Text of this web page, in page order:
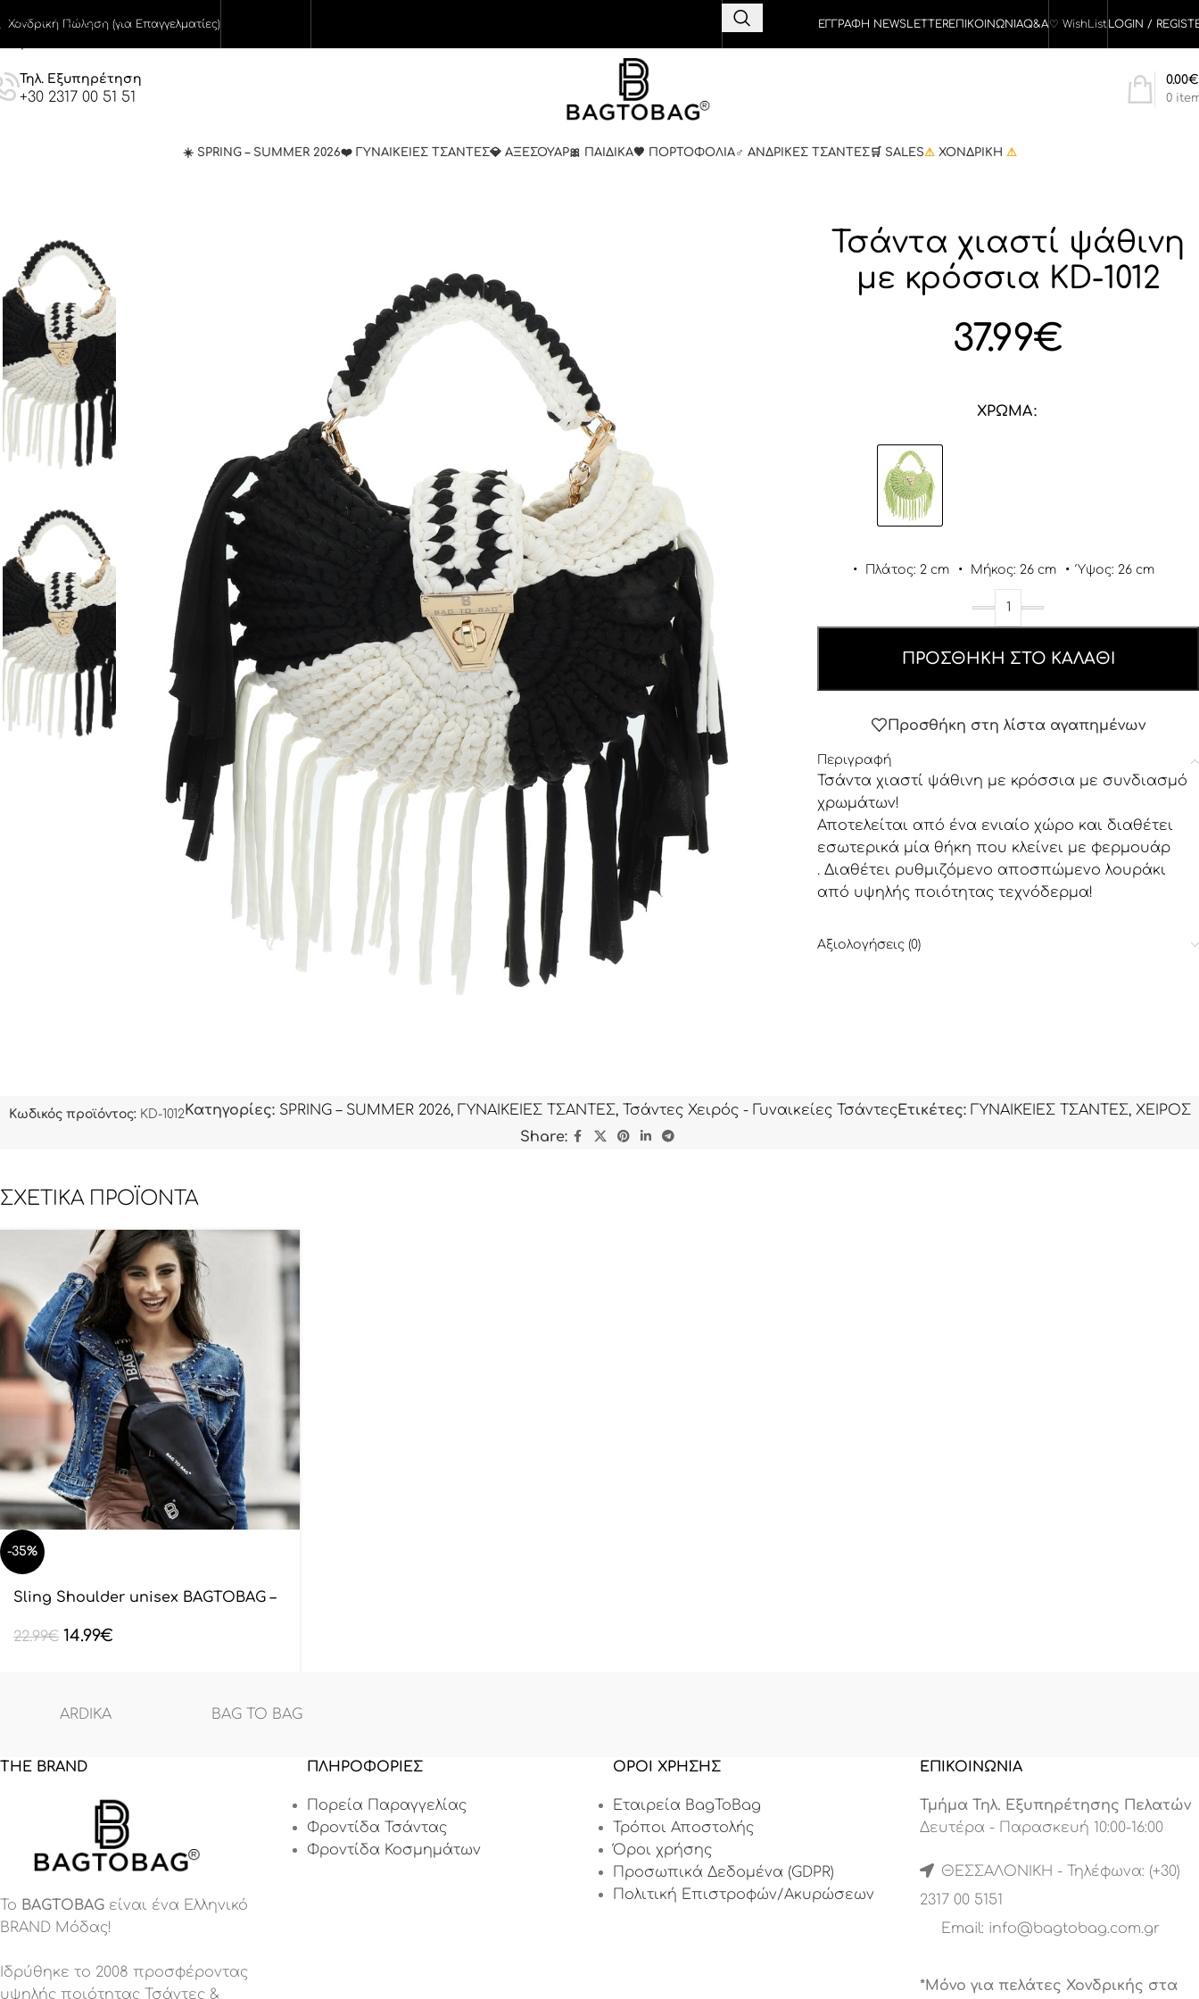
Skip to navigation
Χονδρική Πώληση (για Επαγγελματίες) ΕΓΓΡΑΦΗ NEWSLETTERΕΠΙΚΟΙΝΩΝΙΑQ&A♡ WishList LOGIN /
Τηλ. Εξυπηρέτηση
+30 2317 00 51 51 0
0.00€
☀️ SPRING – SUMMER 2026❤️ ΓΥΝΑΙΚΕΙΕΣ ΤΣΑΝΤΕΣ💎 ΑΞΕΣΟΥΑΡ🎀 ΠΑΙΔΙΚΑ🤎 ΠΟΡΤΟΦΟΛΙΑ♂️ ΑΝΔΡΙΚΕΣ ΤΣΑΝΤΕΣ🛒 SALES⚠ΧΟΝΔΡΙΚΗ ⚠
Τσάντα χιαστί ψάθινη
με κρόσσια KD-1012
37.99€
ΧΡΏΜΑ
• Πλάτος: 2 cm • Μήκος: 26 cm • Ύψος: 26 cm
ΠΡΟΣΘΉΚΗ ΣΤΟ ΚΑΛΆΘΙ
Προσθήκη στη λίστα αγαπημένων
Περιγραφή
Τσάντα χιαστί ψάθινη με κρόσσια με συνδιασμό
χρωμάτων!
Αποτελείται από ένα ενιαίο χώρο και διαθέτει
εσωτερικά μία θήκη που κλείνει με φερμουάρ
. Διαθέτει ρυθμιζόμενο αποσπώμενο λουράκι
από υψηλής ποιότητας τεχνόδερμα!
Αξιολογήσεις (0)
Κωδικός προϊόντος: KD-1012 Κατηγορίες: SPRING – SUMMER 2026, ΓΥΝΑΙΚΕΙΕΣ ΤΣΑΝΤΕΣ, Τσάντες Χειρός - Γυναικείες ΤσάντεςΕτικέτες: ΓΥΝΑΙΚΕΙΕΣ ΤΣΑΝΤΕΣ, ΧΕΙΡΟΣ
Share:
ΣΧΕΤΙΚΆ ΠΡΟΪΌΝΤΑ
-35%
Sling Shoulder unisex BAGTOBAG –
22.99€ 14.99€
ARDIKA BAG TO BAG
THE BRAND
Το BAGTOBAG είναι ένα Eλληνικό
BRAND Μόδας!
Ιδρύθηκε το 2008 προσφέροντας
υψηλής ποιότητας Τσάντες &
ΠΛΗΡΟΦΟΡΙΕΣ
Πορεία Παραγγελίας
Φροντίδα Τσάντας
Φροντίδα Κοσμημάτων
ΟΡΟΙ ΧΡΗΣΗΣ
Εταιρεία BagToBag
Τρόποι Αποστολής
Όροι χρήσης
Προσωπικά Δεδομένα (GDPR)
Πολιτική Επιστροφών/Ακυρώσεων
ΕΠΙΚΟΙΝΩΝΙΑ
Τμήμα Τηλ. Εξυπηρέτησης Πελατών
Δευτέρα - Παρασκευή 10:00-16:00
ΘΕΣΣΑΛΟΝΙΚΗ - Τηλέφωνα: (+30)
2317 00 5151
Email: info@bagtobag.com.gr
*Μόνο για πελάτες Χονδρικής στα